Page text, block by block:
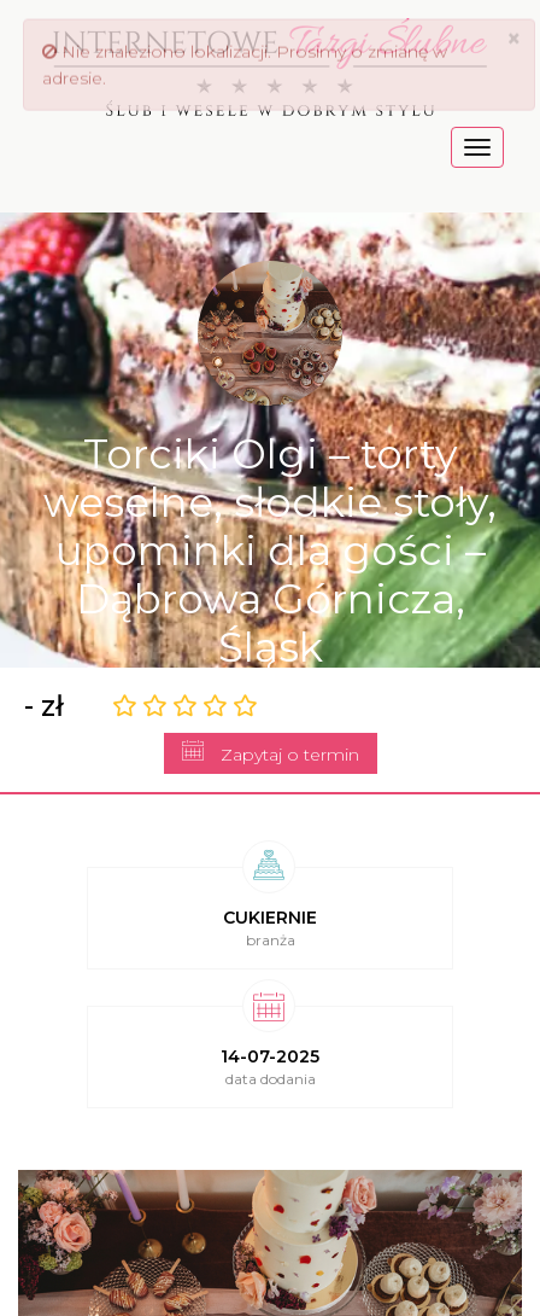
Menu
Torciki Olgi – torty
weselne, słodkie stoły,
upominki dla gości –
Dąbrowa Górnicza,
Śląsk
- zł
Zapytaj o termin
CUKIERNIE
branża
14-07-2025
data dodania